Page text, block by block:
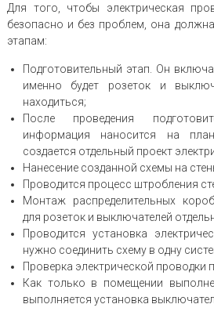
Для того, чтобы электрическая
безопасно и без проблем, она
этапам:
Подготовительный этап. Он
именно будет розеток и
находиться;
После проведения
информация наносится на
создается отдельный проект
Нанесение созданной схемы на
Проводится процесс штробления
Монтаж распределительных
для розеток и выключателей
Проводится установка
нужно соединить схему в одну
Проверка электрической проводки
Как только в помещении
выполняется установка